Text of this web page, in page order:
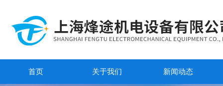
首页 关于我们 新闻动态